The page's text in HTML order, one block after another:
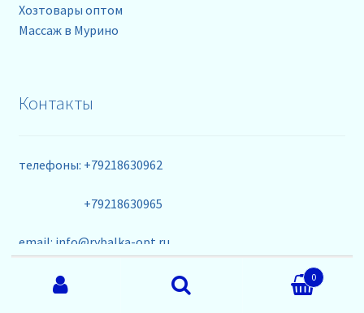
Хозтовары оптом
Массаж в Мурино
Контакты
телефоны: +79218630962
+79218630965
email: info@rybalka-opt.ru
0